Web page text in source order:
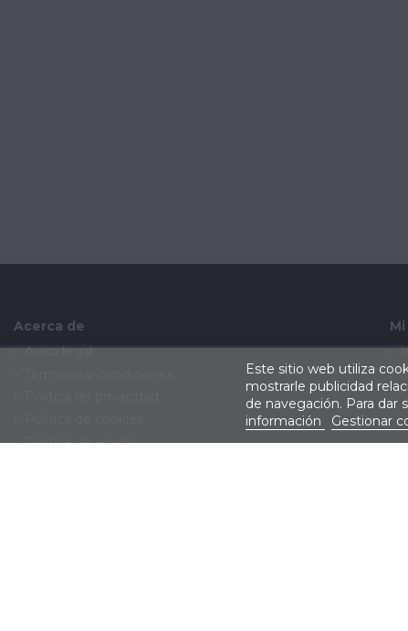
Acerca de
Aviso legal
Política de envíos
Este sitio web utiliza
mostrarle publicidad
de navegación. Para
información
Gestionar